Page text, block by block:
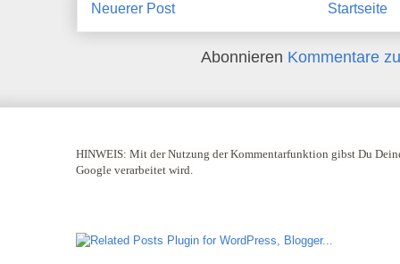
Neuerer Post Startseite
Abonnieren Kommentare
HINWEIS: Mit der Nutzung der Kommentarfunktion gibst Du
Google verarbeitet wird.